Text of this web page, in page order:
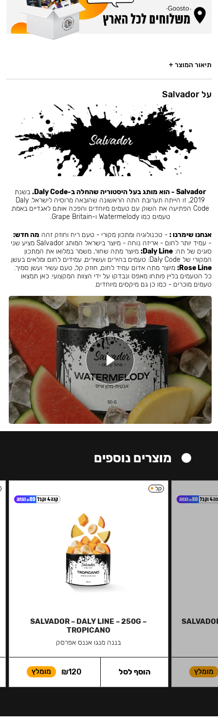
תיאור המוצר +
על Salvador
Salvador - הוא מותג בעל היסטוריה שהחלה ב-Daly Code.
בשנת
2019, זו הייתה תערובת התה הראשונה שהובאה מרוסיה לישראל. Daly
Code הפתיעה את השוק עם טעמים מיוחדים והפכה אותם לאגדיים באמת.
טעמים כמו Watermelody ו-Grape Britain.
אנחנו שימרנו : - טכנולוגיה ומתכון מקורי - טעם ריח וחוזק זהה מה חדש:
- עמיד יותר לחום - אריזה נוחה - מיוצר בישראל המותג Salvador מציע שני
סוגים של תה:Daly Line: מיוצר מתה שחור, משמר במלואו את המתכון
המקורי של Daly Code: טעמים בהירים ועשירים, עמידים לחום ומלאים בעשן.
Rose Line: מיוצר מתה אדום עמיד לחום, חוזק קל, טעם עשיר ועשן סמיך.
כל הטעמים בליין פותחו מאפס ונבדקו על ידי הצוות המקצועי. כאן תמצאו
טעמים מוכרים - כמו כן גם מיקסים מיוחדים.
מוצרים נוספים
מומלץ
קל
SALVADOR – DALY LINE – 250G –
TROPICANO
בננה מנגו אננס אפרסק
₪120 מומלץ הוסף לסל